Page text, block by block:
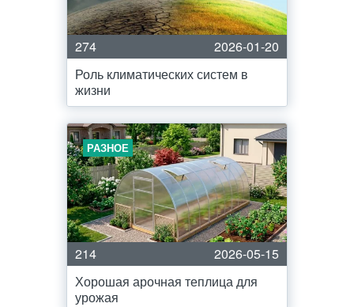
274
2026-01-20
Роль климатических систем в
жизни
РАЗНОЕ
214
2026-05-15
Хорошая арочная теплица для
урожая